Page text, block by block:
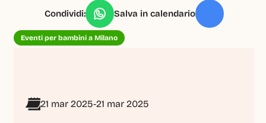
Condividi: Salva in calendario
Eventi per bambini a Milano
21 mar 2025-21 mar 2025